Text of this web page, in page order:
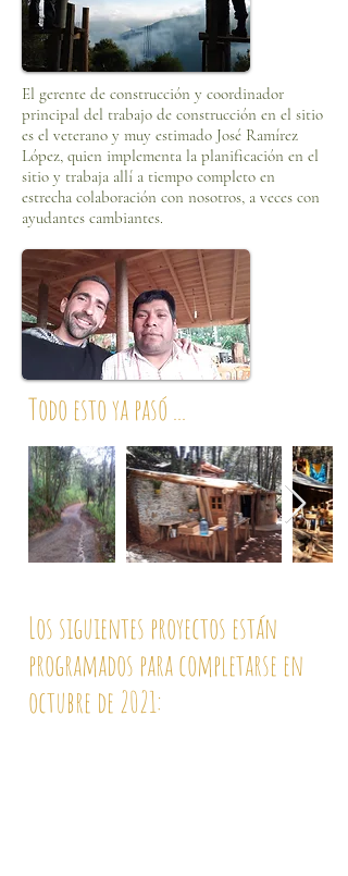
El gerente de construcción y coordinador
principal del trabajo de construcción en el sitio
es el veterano y muy estimado José Ramírez
López, quien implementa la planificación en el
sitio y trabaja allí a tiempo completo en
estrecha colaboración con nosotros, a veces con
ayudantes cambiantes.
Todo esto ya pasó ...
Los siguientes proyectos están
programados para completarse en
octubre de 2021: